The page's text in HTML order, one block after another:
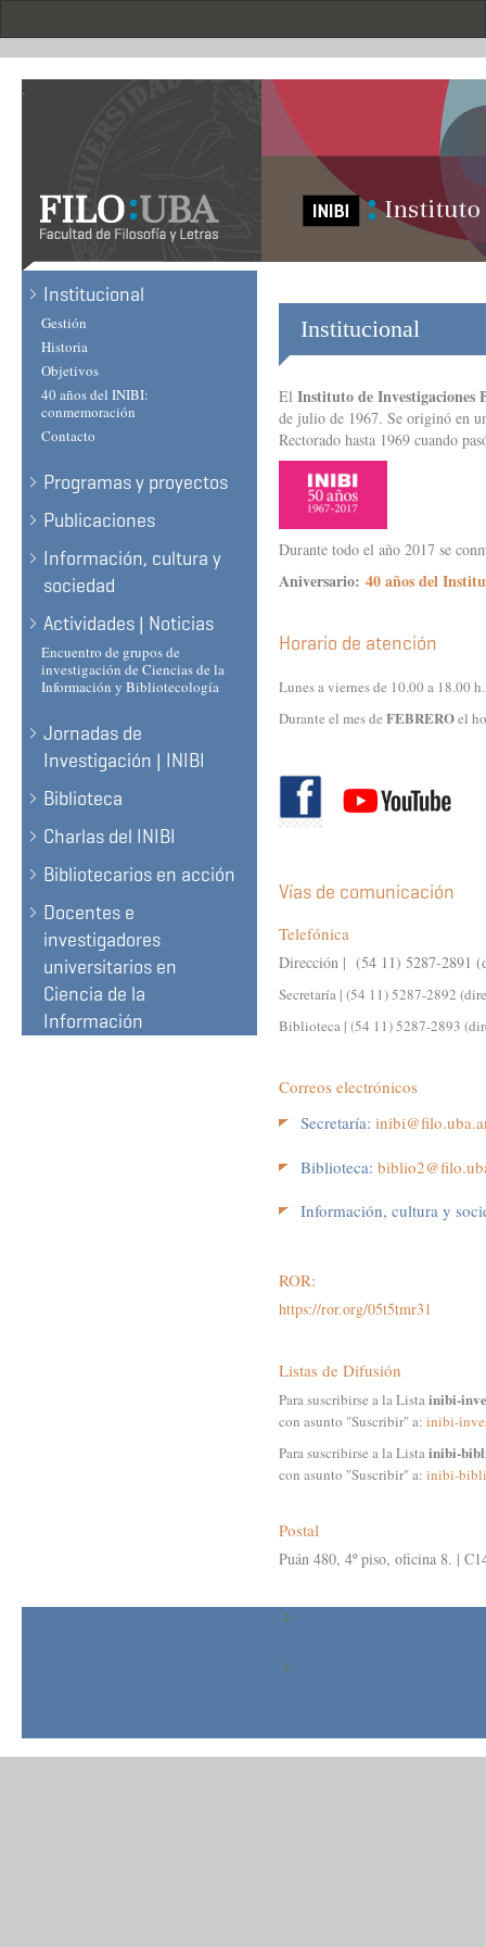
.
Institucional
Gestión
Historia
Objetivos
40 años del INIBI:
conmemoración
Contacto
Programas y proyectos
Publicaciones
Información, cultura y
sociedad
Actividades | Noticias
Encuentro de grupos de
investigación de Ciencias de la
Información y Bibliotecología
Jornadas de
Investigación | INIBI
Biblioteca
Charlas del INIBI
Bibliotecarios en acción
Docentes e
investigadores
universitarios en
Ciencia de la
Información
Institucional
El Instituto de Investigaciones
de julio de 1967. Se originó en
Rectorado hasta 1969 cuando
Durante todo el año 2017 se
Aniversario: 40 años del
Horario de atención
Lunes a viernes de 10.00 a 18.00 h.
Durante el mes de FEBREROel
Vías de comunicación
Telefónica
Dirección | (54 11) 5287-2891
Secretaría | (54 11) 5287-2892
Biblioteca | (54 11) 5287-2893
Correos electrónicos
Secretaría:
Biblioteca:
Información, cultura y
ROR:
https://ror.org/05t5tmr31
Listas de Difusión
Para suscribirse a la Listainibi-
con asunto "Suscribir" a: inibi-
Para suscribirse a la Listainibi-
con asunto "Suscribir" a: inibi-
Postal
Puán 480, 4º piso, oficina 8. |